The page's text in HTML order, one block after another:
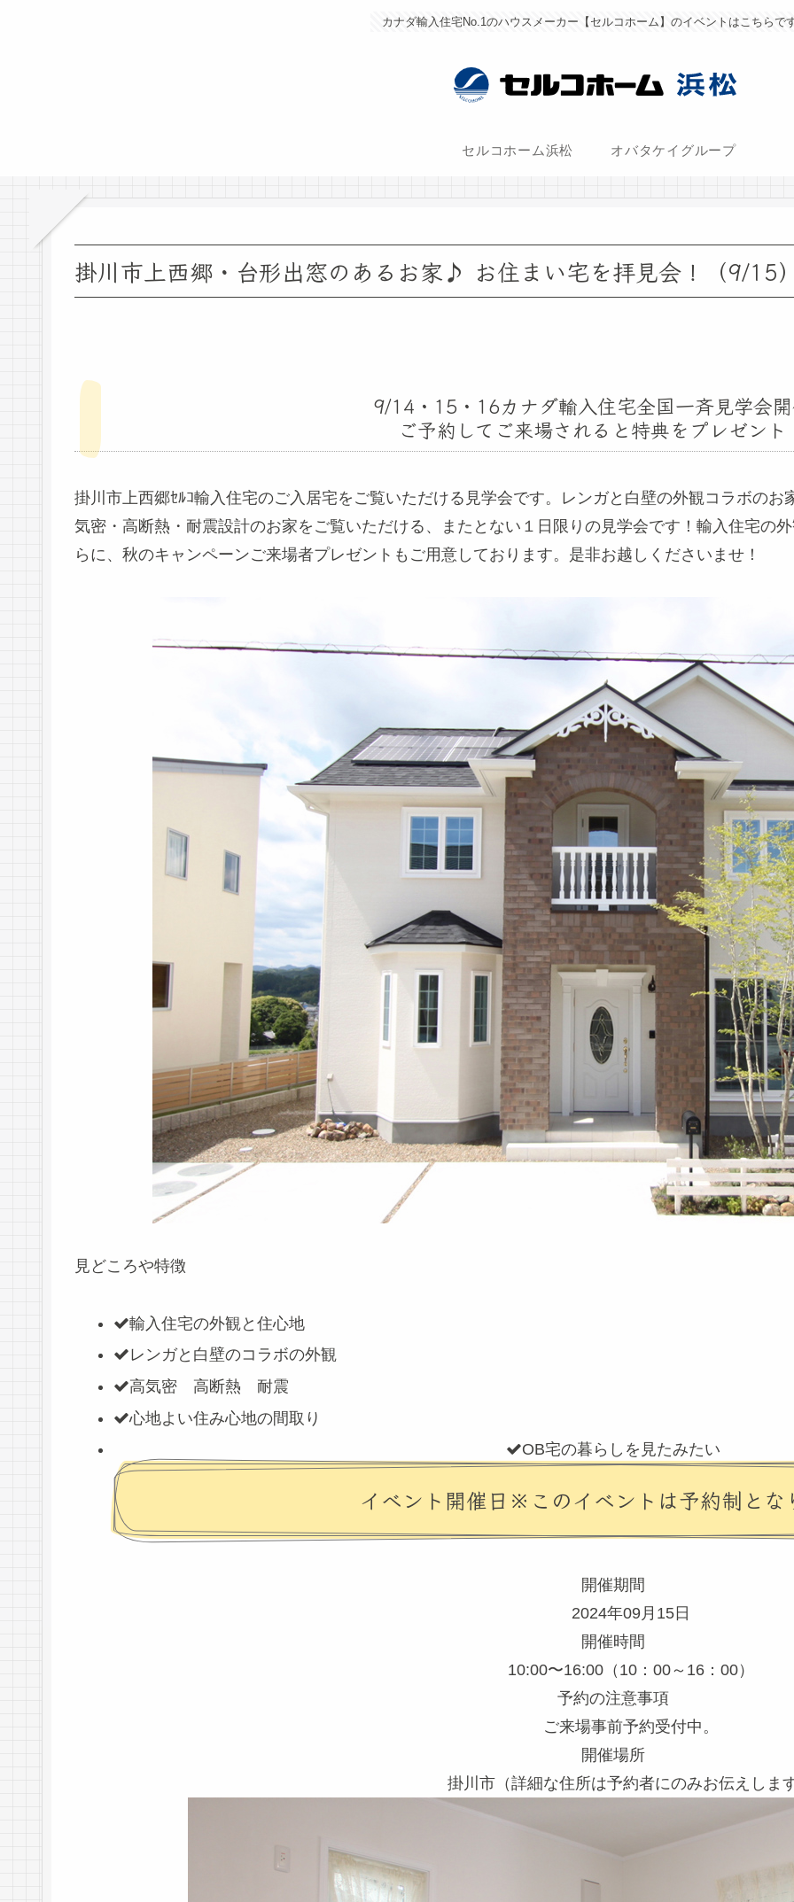
カナダ輸入住宅No.1のハウスメーカー【セルコホーム】のイベントはこちらで
セルコホーム浜松 オバタケイグループ
掛川市上西郷・台形出窓のあるお家♪ お住まい宅を拝見会！（9/15
9/14・15・16カナダ輸入住宅全国一斉見学会
ご予約してご来場されると特典をプレゼント
掛川市上西郷ｾﾙｺ輸入住宅のご入居宅をご覧いただける見学会です。レンガと白壁の外観コラボの
気密・高断熱・耐震設計のお家をご覧いただける、またとない１日限りの見学会です！輸入住宅の
らに、秋のキャンペーンご来場者プレゼントもご用意しております。是非お越しくださいませ！
見どころや特徴
輸入住宅の外観と住心地
レンガと白壁のコラボの外観
高気密 高断熱 耐震
心地よい住み心地の間取り
OB宅の暮らしを見たみたい
イベント開催日 ※このイベントは予約制とな
開催期間
2024年09月15日
開催時間
10:00〜16:00（10：00～16：00）
予約の注意事項
ご来場事前予約受付中。
開催場所
掛川市（詳細な住所は予約者にのみお伝えしま